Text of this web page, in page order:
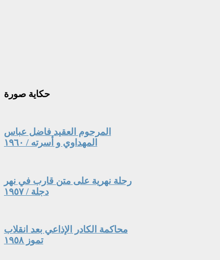
حكاية صورة
المرحوم العقيد فاضل عباس
المهداوي و أسرته / ١٩٦٠
رحلة نهرية على متن قارب في نهر
دجلة / ١٩٥٧
محاكمة الكادر الإذاعي بعد انقلاب
تموز ١٩٥٨